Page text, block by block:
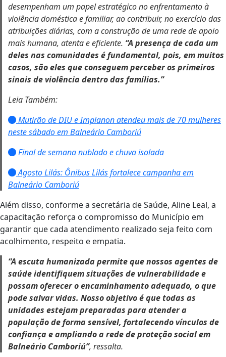
desempenham um papel estratégico no enfrentamento à
violência doméstica e familiar, ao contribuir, no exercício das
atribuições diárias, com a construção de uma rede de apoio
mais humana, atenta e eficiente. “A presença de cada um
deles nas comunidades é fundamental, pois, em muitos
casos, são eles que conseguem perceber os primeiros
sinais de violência dentro das famílias.”
Leia Também:
Mutirão de DIU e Implanon atendeu mais de 70 mulheres
neste sábado em Balneário Camboriú
Final de semana nublado e chuva isolada
Agosto Lilás: Ônibus Lilás fortalece campanha em
Balneário Camboriú
Além disso, conforme a secretária de Saúde, Aline Leal, a
capacitação reforça o compromisso do Município em
garantir que cada atendimento realizado seja feito com
acolhimento, respeito e empatia.
“A escuta humanizada permite que nossos agentes de
saúde identifiquem situações de vulnerabilidade e
possam oferecer o encaminhamento adequado, o que
pode salvar vidas. Nosso objetivo é que todas as
unidades estejam preparadas para atender a
população de forma sensível, fortalecendo vínculos de
confiança e ampliando a rede de proteção social em
Balneário Camboriú”, ressalta.